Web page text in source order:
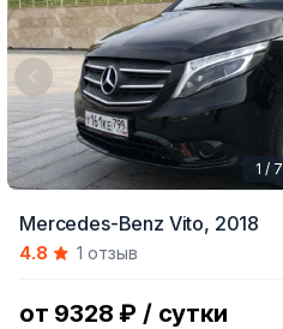
of
1 / 7
Mercedes-Benz Vito, 2018
4.8 1 отзыв
от 9328 ₽ / сутки